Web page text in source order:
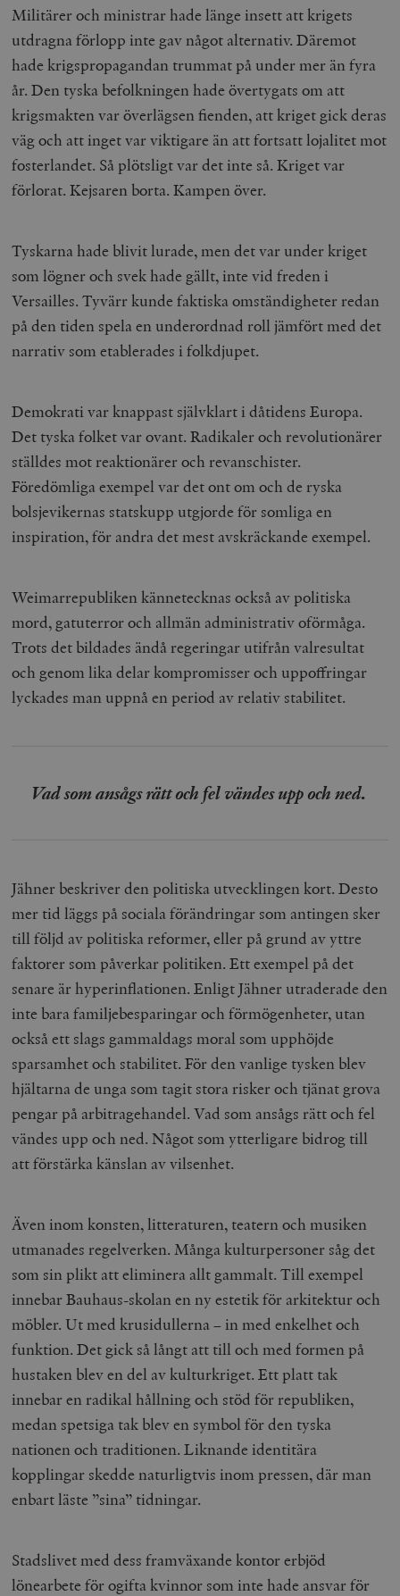
Militärer och ministrar hade länge insett att krigets
utdragna förlopp inte gav något alternativ. Däremot
hade krigspropagandan trummat på under mer än fyra
år. Den tyska befolkningen hade övertygats om att
krigsmakten var överlägsen fienden, att kriget gick deras
väg och att inget var viktigare än att fortsatt lojalitet mot
fosterlandet. Så plötsligt var det inte så. Kriget var
förlorat. Kejsaren borta. Kampen över.
Tyskarna hade blivit lurade, men det var under kriget
som lögner och svek hade gällt, inte vid freden i
Versailles. Tyvärr kunde faktiska omständigheter redan
på den tiden spela en underordnad roll jämfört med det
narrativ som etablerades i folkdjupet.
Demokrati var knappast självklart i dåtidens Europa.
Det tyska folket var ovant. Radikaler och revolutionärer
ställdes mot reaktionärer och revanschister.
Föredömliga exempel var det ont om och de ryska
bolsjevikernas statskupp utgjorde för somliga en
inspiration, för andra det mest avskräckande exempel.
Weimarrepubliken kännetecknas också av politiska
mord, gatuterror och allmän administrativ oförmåga.
Trots det bildades ändå regeringar utifrån valresultat
och genom lika delar kompromisser och uppoffringar
lyckades man uppnå en period av relativ stabilitet.
Vad som ansågs rätt och fel vändes upp och ned.
Jähner beskriver den politiska utvecklingen kort. Desto
mer tid läggs på sociala förändringar som antingen sker
till följd av politiska reformer, eller på grund av yttre
faktorer som påverkar politiken. Ett exempel på det
senare är hyperinflationen. Enligt Jähner utraderade den
inte bara familjebesparingar och förmögenheter, utan
också ett slags gammaldags moral som upphöjde
sparsamhet och stabilitet. För den vanlige tysken blev
hjältarna de unga som tagit stora risker och tjänat grova
pengar på arbitragehandel. Vad som ansågs rätt och fel
vändes upp och ned. Något som ytterligare bidrog till
att förstärka känslan av vilsenhet.
Även inom konsten, litteraturen, teatern och musiken
utmanades regelverken. Många kulturpersoner såg det
som sin plikt att eliminera allt gammalt. Till exempel
innebar Bauhaus-skolan en ny estetik för arkitektur och
möbler. Ut med krusidullerna – in med enkelhet och
funktion. Det gick så långt att till och med formen på
hustaken blev en del av kulturkriget. Ett platt tak
innebar en radikal hållning och stöd för republiken,
medan spetsiga tak blev en symbol för den tyska
nationen och traditionen. Liknande identitära
kopplingar skedde naturligtvis inom pressen, där man
enbart läste ”sina” tidningar.
Stadslivet med dess framväxande kontor erbjöd
lönearbete för ogifta kvinnor som inte hade ansvar för